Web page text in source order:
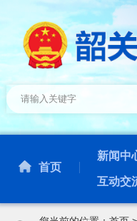
首页
新闻中
互动交